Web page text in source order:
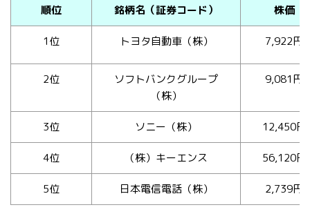
順位 銘柄名（証券コード） 株価
1位 トヨタ自動車（株） 7,922円
2位
ソフトバンクグループ
（株）
9,081円
3位 ソニー（株） 12,450円
4位 （株）キーエンス 56,120円
5位 日本電信電話（株） 2,739円